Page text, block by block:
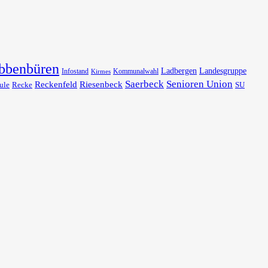
Infostand Kirmes Kommunalwahl Ladbergen Landesgruppe
Recke Reckenfeld Riesenbeck Saerbeck Senioren Union SU